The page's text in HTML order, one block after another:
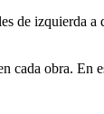
de izquierda
obra. En